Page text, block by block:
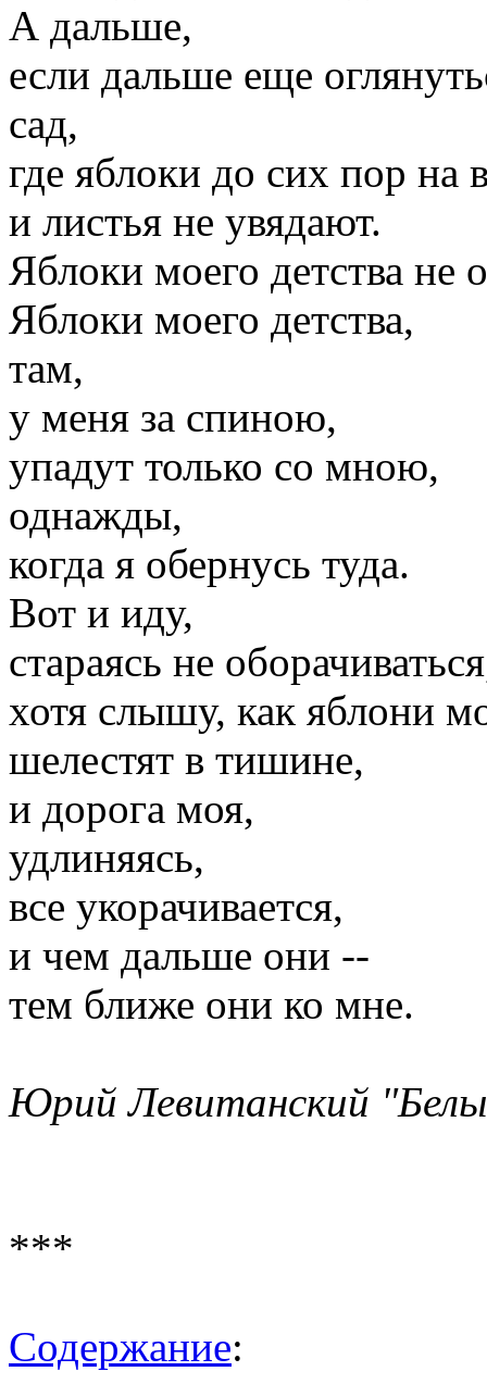
А дальше,
если дальше еще
сад,
где яблоки до сих пор на
и листья не увядают.
Яблоки моего детства не
Яблоки моего детства,
там,
у меня за спиною,
упадут только со мною,
однажды,
когда я обернусь туда.
Вот и иду,
стараясь не
хотя слышу, как яблони
шелестят в тишине,
и дорога моя,
удлиняясь,
все укорачивается,
и чем дальше они --
тем ближе они ко мне.
Юрий Левитанский
***
Содержание: